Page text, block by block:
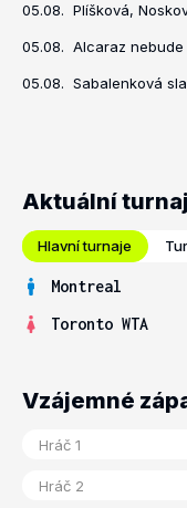
05.08. Plíšková,
05.08. Alcaraz
05.08. Sabalenková
Aktuální
Hlavní turnaje
Montreal
Toronto WTA
Vzájemné